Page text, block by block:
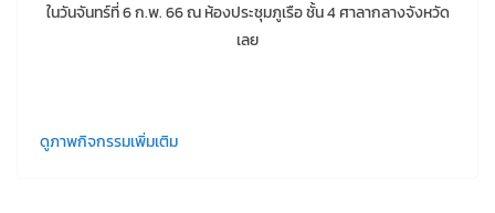
ในวันจันทร์ที่ 6 ก.พ. 66 ณ ห้องประชุมภูเรือ ชั้น 4 ศาลากลางจังหวัด
เลย
ดูภาพกิจกรรมเพิ่มเติม